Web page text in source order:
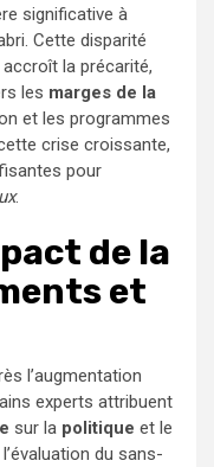
significative à
Cette disparité
la précarité,
les marges de la
et les programmes
crise croissante,
pour
.
de la
et
l’augmentation
experts attribuent
sur la politique et le
du sans-